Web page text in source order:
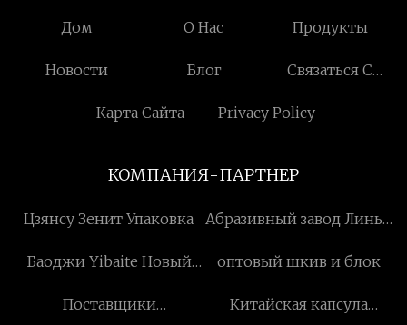
Дом О Нас Продукты
Новости Блог
Связаться С
Карта Сайта
Privacy Policy
КОМПАНИЯ-ПАРТНЕР
Цзянсу Зенит Упаковка
Абразивный завод Линьи
Баоджи Yibaite Новый
Co., ООО
оптовый шкив и блок
Поставщики
Китайская капсула